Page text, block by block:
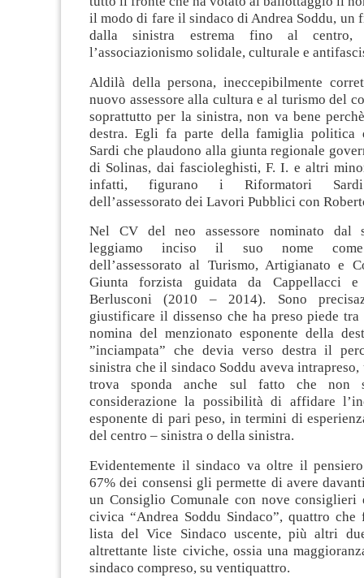
il modo di fare il sindaco di Andrea Soddu, un
dalla sinistra estrema fino al centro,
l’associazionismo solidale, culturale e
Aldilà della persona, ineccepibilmente
nuovo assessore alla cultura e al turismo del
soprattutto per la sinistra, non va bene
destra. Egli fa parte della famiglia politica
Sardi che plaudono alla giunta regionale
di Solinas, dai fascioleghisti, F. I. e altri
infatti, figurano i Riformatori Sardi
dell’assessorato dei Lavori Pubblici con
Nel CV del neo assessore nominato dal
leggiamo inciso il suo nome come
dell’assessorato al Turismo, Artigianato e
Giunta forzista guidata da Cappellacci e
Berlusconi (2010 – 2014). Sono
giustificare il dissenso che ha preso piede
nomina del menzionato esponente della
”inciampata” che devia verso destra il
sinistra che il sindaco Soddu aveva intrapreso,
trova sponda anche sul fatto che
considerazione la possibilità di affidare
esponente di pari peso, in termini di
del centro – sinistra o della sinistra.
Evidentemente il sindaco va oltre il
67% dei consensi gli permette di avere
un Consiglio Comunale con nove
civica “Andrea Soddu Sindaco”, quattro che
lista del Vice Sindaco uscente, più altri
altrettante liste civiche, ossia una
sindaco compreso, su ventiquattro.